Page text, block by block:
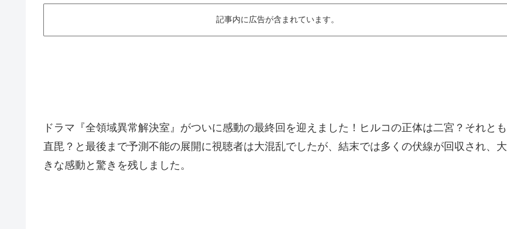
記事内に広告が含まれています。
ドラマ『全領域異常解決室』がついに感動の最終回を迎えました！ヒルコの正体は二宮？それとも
直毘？と最後まで予測不能の展開に視聴者は大混乱でしたが、結末では多くの伏線が回収され、大
きな感動と驚きを残しました。